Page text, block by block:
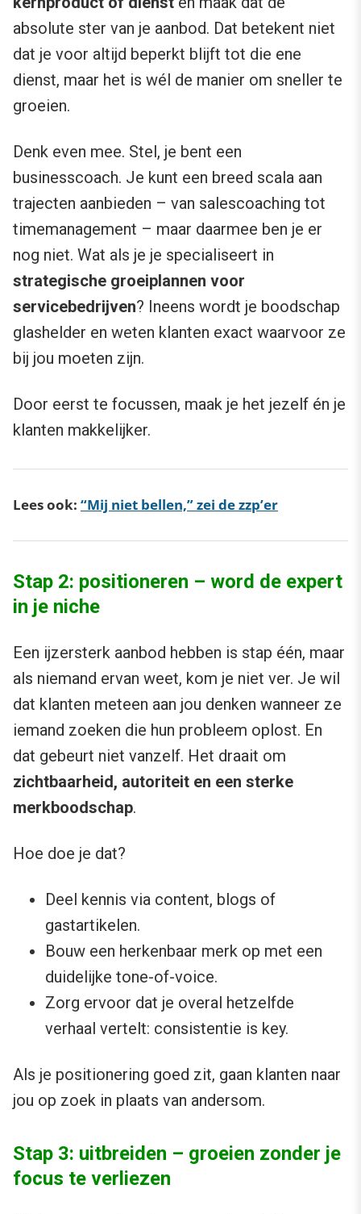
absolute ster van je aanbod. Dat betekent niet
dat je voor altijd beperkt blijft tot die ene
dienst, maar het is wél de manier om sneller te
groeien.
Denk even mee. Stel, je bent een
businesscoach. Je kunt een breed scala aan
trajecten aanbieden – van salescoaching tot
timemanagement – maar daarmee ben je er
nog niet. Wat als je je specialiseert in
strategische groeiplannen voor
servicebedrijven? Ineens wordt je boodschap
glashelder en weten klanten exact waarvoor ze
bij jou moeten zijn.
Door eerst te focussen, maak je het jezelf én je
klanten makkelijker.
Lees ook: “Mij niet bellen,” zei de zzp’er
Stap 2: positioneren – word de expert
in je niche
Een ijzersterk aanbod hebben is stap één, maar
als niemand ervan weet, kom je niet ver. Je wil
dat klanten meteen aan jou denken wanneer ze
iemand zoeken die hun probleem oplost. En
dat gebeurt niet vanzelf. Het draait om
zichtbaarheid, autoriteit en een sterke
merkboodschap.
Hoe doe je dat?
Deel kennis via content, blogs of
gastartikelen.
Bouw een herkenbaar merk op met een
duidelijke tone-of-voice.
Zorg ervoor dat je overal hetzelfde
verhaal vertelt: consistentie is key.
Als je positionering goed zit, gaan klanten naar
jou op zoek in plaats van andersom.
Stap 3: uitbreiden – groeien zonder je
focus te verliezen